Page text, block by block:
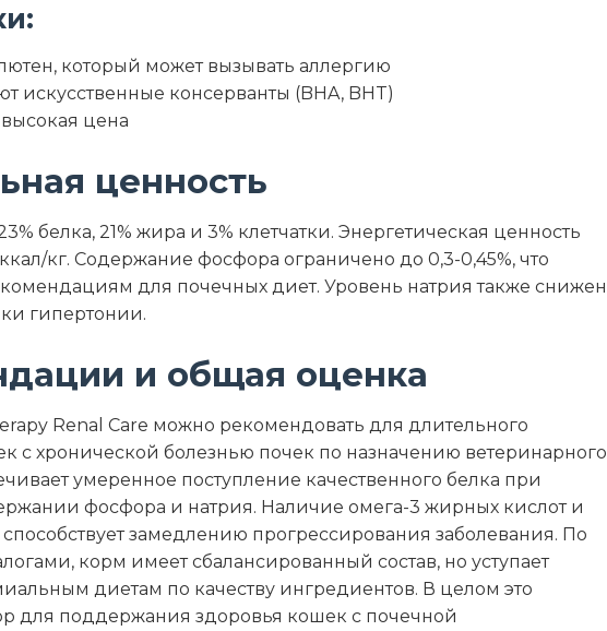
который может вызывать аллергию
искусственные консерванты (BHA, BHT)
цена
ценность
белка, 21% жира и 3% клетчатки. Энергетическая ценность
ккал/кг. Содержание фосфора ограничено до 0,3-0,45%, что
для почечных диет. Уровень натрия также снижен
гипертонии.
и общая оценка
Renal Care можно рекомендовать для длительного
с хронической болезнью почек по назначению ветеринарного
умеренное поступление качественного белка при
фосфора и натрия. Наличие омега-3 жирных кислот и
замедлению прогрессирования заболевания. По
корм имеет сбалансированный состав, но уступает
диетам по качеству ингредиентов. В целом это
для поддержания здоровья кошек с почечной